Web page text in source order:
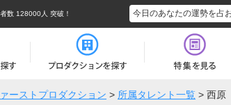
者数 128000人 突破！ 今日のあなたの運勢を占
ーストプロダクション > 所属タレント一覧 > 西